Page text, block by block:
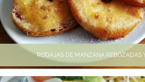
RODAJAS DE MANZANA REBOZADAS